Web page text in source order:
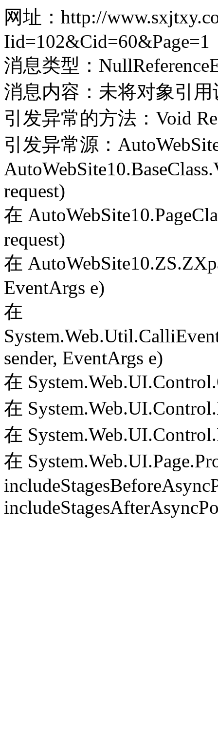
网址：http://
Iid=102&Cid=60&Page=1
消息类型：
消息内容：未将对象引
引发异常的方法：Void
引发异常源：
request)
在
request)
在
EventArgs e)
在
sender, EventArgs e)
在
在
在
在